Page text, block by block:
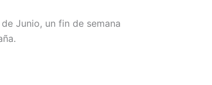
Junio, un fin de semana